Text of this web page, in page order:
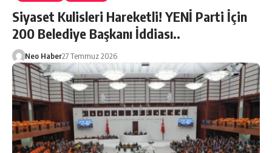
Siyaset Kulisleri Hareketli! YENİ Parti İçin
200 Belediye Başkanı İddiası..
Neo Haber27 Temmuz 2026